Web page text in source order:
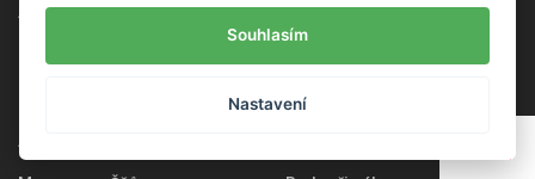
Akční nabídka
Akryl
O nás
Vrácení zboží
Souhlasím
Nastavení